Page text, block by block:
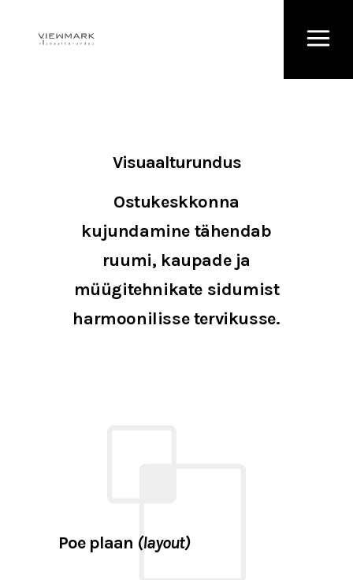
Visuaalturundus
Ostukeskkonna
kujundamine tähendab
ruumi, kaupade ja
müügitehnikate sidumist
harmoonilisse tervikusse.
Poe plaan (layout)